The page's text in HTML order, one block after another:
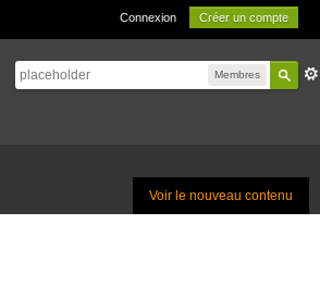
Connexion Créer un compte
Membres
Voir le nouveau contenu